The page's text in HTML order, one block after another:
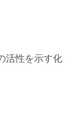
活性を示す化